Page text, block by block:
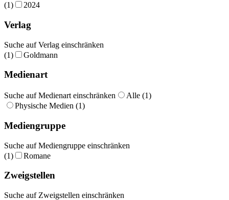
(1)
2024
Verlag
Suche auf Verlag einschränken
(1)
Goldmann
Medienart
Suche auf Medienart einschränken
Alle (1)
Physische Medien (1)
Mediengruppe
Suche auf Mediengruppe einschränken
(1)
Romane
Zweigstellen
Suche auf Zweigstellen einschränken